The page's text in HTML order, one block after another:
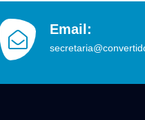
Email: